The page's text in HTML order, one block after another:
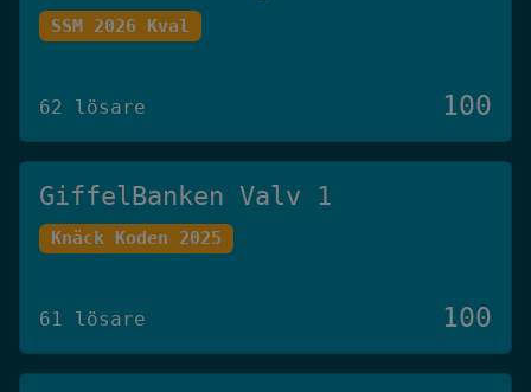
SSM 2026 Kval
62 lösare 100
GiffelBanken Valv 1
Knäck Koden 2025
61 lösare 100